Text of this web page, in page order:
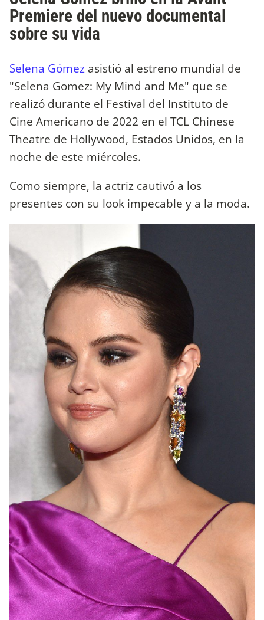
Premiere del nuevo documental
sobre su vida
Selena Gómez asistió al estreno mundial de
"Selena Gomez: My Mind and Me" que se
realizó durante el Festival del Instituto de
Cine Americano de 2022 en el TCL Chinese
Theatre de Hollywood, Estados Unidos, en la
noche de este miércoles.
Como siempre, la actriz cautivó a los
presentes con su look impecable y a la moda.